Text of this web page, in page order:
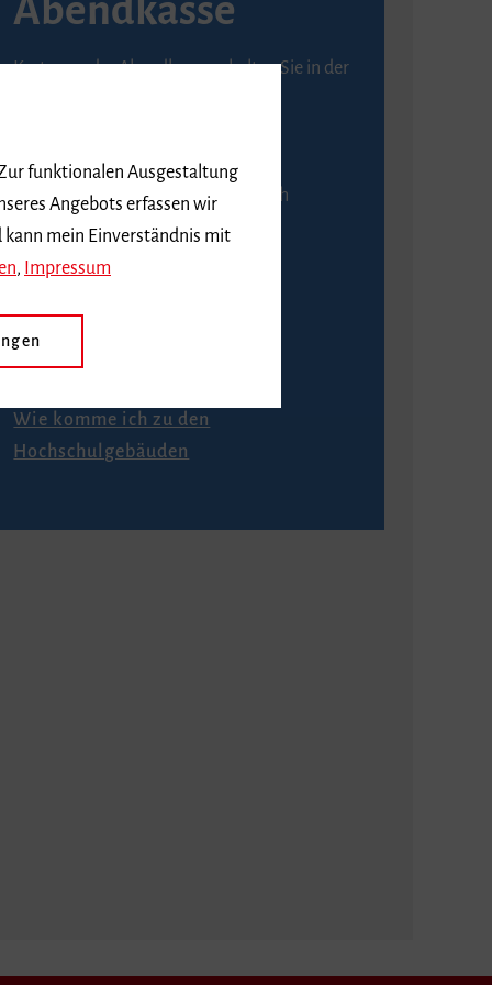
Abendkasse
Karten an der Abendkasse erhalten Sie in der
An der Abendkasse ist ausschließlich
Barzahlung möglich.
Anfahrt
Wie komme ich zu den
Hochschulgebäuden
funktionalen Ausgestaltung
Angebots erfassen wir
kann mein Einverständnis mit
Impressum